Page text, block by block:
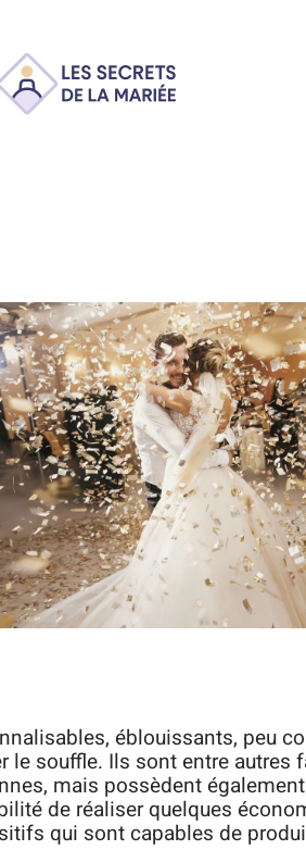
éblouissants, peu
le souffle. Ils sont entre autres
mais possèdent
de réaliser quelques
qui sont capables de